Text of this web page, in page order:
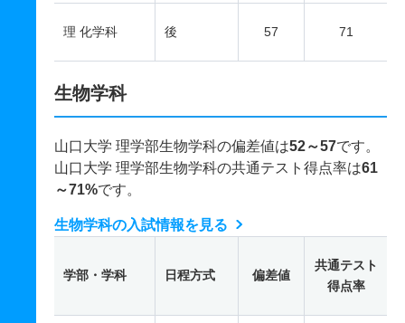
理 化学科 後 57 71
生物学科
山口大学 理学部生物学科の偏差値は52～57です。
山口大学 理学部生物学科の共通テスト得点率は61
～71%です。
生物学科の入試情報を見る
学部・学科 日程方式 偏差値
共通テスト
得点率